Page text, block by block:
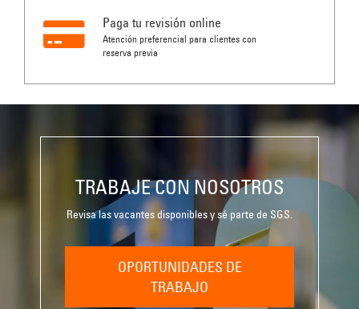
Paga tu revisión online
Atención preferencial para clientes con
reserva previa
TRABAJE CON NOSOTROS
Revisa las vacantes disponibles y sé parte de SGS.
OPORTUNIDADES DE
TRABAJO